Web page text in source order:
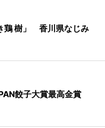
鶏 樹」 香川県なじみ
餃子大賞最高金賞